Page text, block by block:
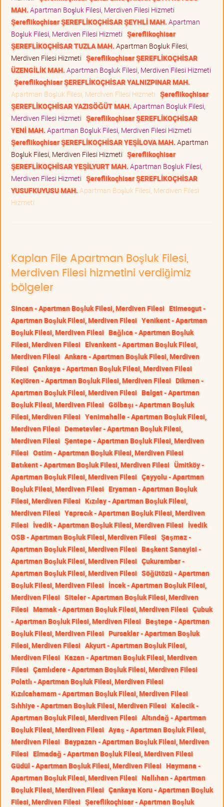
MAH. Apartman Boşluk Filesi, Merdiven Filesi Hizmeti
Şereflikoçhisar ŞEREFLİKOÇHİSAR ŞEYHLİ MAH. Apartman
Boşluk Filesi, Merdiven Filesi Hizmeti Şereflikoçhisar
ŞEREFLİKOÇHİSAR TUZLA MAH. Apartman Boşluk Filesi,
Merdiven Filesi Hizmeti Şereflikoçhisar ŞEREFLİKOÇHİSAR
ÜZENGİLİK MAH. Apartman Boşluk Filesi, Merdiven Filesi Hizmeti
Şereflikoçhisar ŞEREFLİKOÇHİSAR YALNIZPINAR MAH.
Apartman Boşluk Filesi, Merdiven Filesi Hizmeti Şereflikoçhisar
ŞEREFLİKOÇHİSAR YAZISÖĞÜT MAH. Apartman Boşluk Filesi,
Merdiven Filesi Hizmeti Şereflikoçhisar ŞEREFLİKOÇHİSAR
YENİ MAH. Apartman Boşluk Filesi, Merdiven Filesi Hizmeti
Şereflikoçhisar ŞEREFLİKOÇHİSAR YEŞİLOVA MAH. Apartman
Boşluk Filesi, Merdiven Filesi Hizmeti Şereflikoçhisar
ŞEREFLİKOÇHİSAR YEŞİLYURT MAH. Apartman Boşluk Filesi,
Merdiven Filesi Hizmeti Şereflikoçhisar ŞEREFLİKOÇHİSAR
YUSUFKUYUSU MAH. Apartman Boşluk Filesi, Merdiven Filesi
Hizmeti
Kaplan File Apartman Boşluk Filesi,
Merdiven Filesi hizmetini verdiğimiz
bölgeler
Sincan - Apartman Boşluk Filesi, Merdiven Filesi Etimesgut -
Apartman Boşluk Filesi, Merdiven Filesi Yenikent - Apartman
Boşluk Filesi, Merdiven Filesi Bağlıca - Apartman Boşluk
Filesi, Merdiven Filesi Elvankent - Apartman Boşluk Filesi,
Merdiven Filesi Ankara - Apartman Boşluk Filesi, Merdiven
Filesi Çankaya - Apartman Boşluk Filesi, Merdiven Filesi
Keçiören - Apartman Boşluk Filesi, Merdiven Filesi Dikmen -
Apartman Boşluk Filesi, Merdiven Filesi Balgat - Apartman
Boşluk Filesi, Merdiven Filesi Gölbaşı - Apartman Boşluk
Filesi, Merdiven Filesi Yenimahalle - Apartman Boşluk Filesi,
Merdiven Filesi Demetevler - Apartman Boşluk Filesi,
Merdiven Filesi Şentepe - Apartman Boşluk Filesi, Merdiven
Filesi Ostim - Apartman Boşluk Filesi, Merdiven Filesi
Batıkent - Apartman Boşluk Filesi, Merdiven Filesi Ümitköy -
Apartman Boşluk Filesi, Merdiven Filesi Çayyolu - Apartman
Boşluk Filesi, Merdiven Filesi Eryaman - Apartman Boşluk
Filesi, Merdiven Filesi Kızılay - Apartman Boşluk Filesi,
Merdiven Filesi Yapracık - Apartman Boşluk Filesi, Merdiven
Filesi İvedik - Apartman Boşluk Filesi, Merdiven Filesi İvedik
OSB - Apartman Boşluk Filesi, Merdiven Filesi Şaşmaz -
Apartman Boşluk Filesi, Merdiven Filesi Başkent Sanayisi -
Apartman Boşluk Filesi, Merdiven Filesi Çukurambar -
Apartman Boşluk Filesi, Merdiven Filesi Söğütözü - Apartman
Boşluk Filesi, Merdiven Filesi İncek - Apartman Boşluk Filesi,
Merdiven Filesi Siteler - Apartman Boşluk Filesi, Merdiven
Filesi Mamak - Apartman Boşluk Filesi, Merdiven Filesi Çubuk
- Apartman Boşluk Filesi, Merdiven Filesi Beştepe - Apartman
Boşluk Filesi, Merdiven Filesi Pursaklar - Apartman Boşluk
Filesi, Merdiven Filesi Akyurt - Apartman Boşluk Filesi,
Merdiven Filesi Kazan - Apartman Boşluk Filesi, Merdiven
Filesi Çamlıdere - Apartman Boşluk Filesi, Merdiven Filesi
Polatlı - Apartman Boşluk Filesi, Merdiven Filesi
Kızılcahamam - Apartman Boşluk Filesi, Merdiven Filesi
Sıhhiye - Apartman Boşluk Filesi, Merdiven Filesi Kalecik -
Apartman Boşluk Filesi, Merdiven Filesi Altındağ - Apartman
Boşluk Filesi, Merdiven Filesi Ayaş - Apartman Boşluk Filesi,
Merdiven Filesi Baypazarı - Apartman Boşluk Filesi, Merdiven
Filesi Elmadağ - Apartman Boşluk Filesi, Merdiven Filesi
Güdül - Apartman Boşluk Filesi, Merdiven Filesi Haymana -
Apartman Boşluk Filesi, Merdiven Filesi Nallıhan - Apartman
Boşluk Filesi, Merdiven Filesi Çankaya Koru - Apartman Boşluk
Filesi, Merdiven Filesi Şereflikoçhisar - Apartman Boşluk